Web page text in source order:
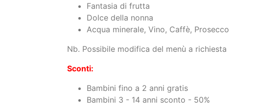
Fantasia di frutta
Dolce della nonna
Acqua minerale, Vino, Caffè, Prosecco
Nb. Possibile modifica del menù a richiesta
Sconti:
Bambini fino a 2 anni gratis
Bambini 3 - 14 anni sconto - 50%